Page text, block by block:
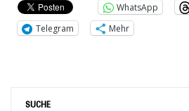
WhatsApp
Telegram
Mehr